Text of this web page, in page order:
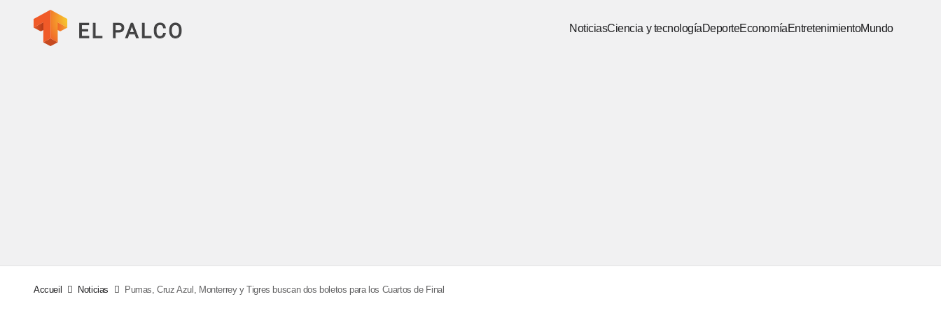
NoticiasCiencia y tecnologíaDeporteEconomíaEntretenimientoMundo
Accueil Noticias Pumas, Cruz Azul, Monterrey y Tigres buscan dos boletos para los Cuartos de Final